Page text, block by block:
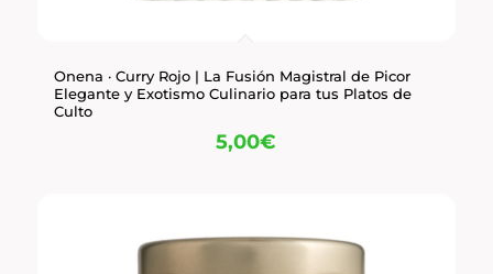
Onena · Curry Rojo | La Fusión Magistral de Picor
Elegante y Exotismo Culinario para tus Platos de
Culto
5,00€